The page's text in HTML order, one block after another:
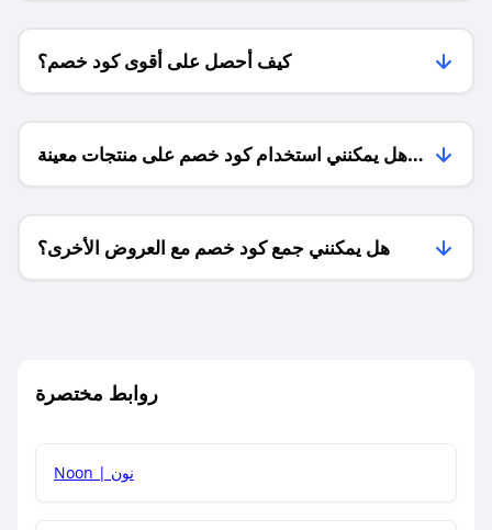
كيف أحصل على أقوى كود خصم؟
هل يمكنني استخدام كود خصم على منتجات معينة
فقط؟
هل يمكنني جمع كود خصم مع العروض الأخرى؟
روابط مختصرة
Noon | نون